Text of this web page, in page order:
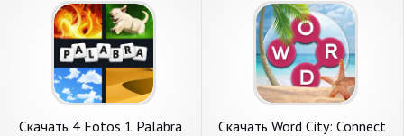
Скачать 4 Fotos 1 Palabra
Скачать Word City: Connect